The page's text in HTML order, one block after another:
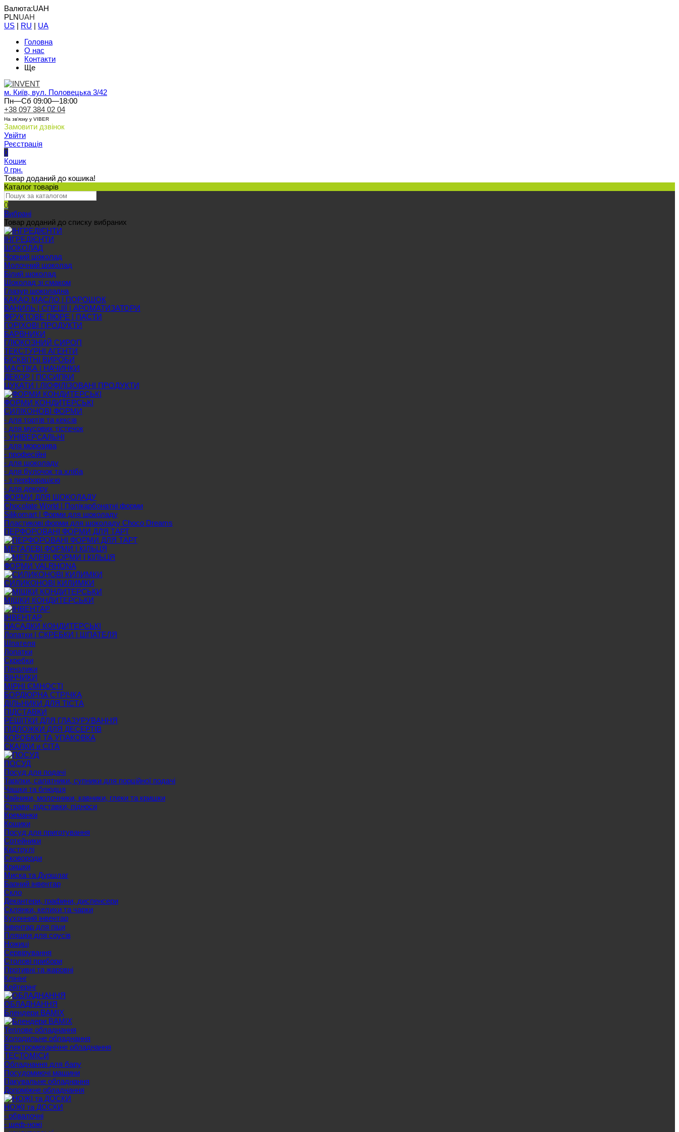
Валюта:UAH
PLNUAH
US | RU | UA
Головна
О нас
Контакти
Ще
м. Київ, вул. Половецька 3/42
Пн—Сб 09:00—18:00
+38 097 384 02 04
На зв'язку у VIBER
Замовити дзвінок
Увійти
Реєстрація
0
Кошик
0 грн.
Товар доданий до кошика!
Каталог товарів
0
Вибрані
Товар доданий до списку вибраних
ІНГРЕДІЄНТИ
ШОКОЛАД
Чорний шоколад
Молочний шоколад
Білий шоколад
Шоколад зі смаком
Глазур шоколадна
КАКАО МАСЛО | ПОРОШОК
ВАНИЛЬ | СПЕЦІЇ | АРОМАТИЗАТОРИ
ФРУКТОВЕ ПЮРЕ | ПАСТИ
ГОРІХОВІ ПРОДУКТИ
БАРВНИКИ
ГЛЮКОЗНИЙ СИРОП
ТЕКСТУРНІ АГЕНТИ
БІСКВІТНІ ВИРОБИ
МАСТІКА | НАЧИНКИ
ДЕКОР | ПОСИПКИ
ЦУКАТИ | ЛІОФІЛІЗОВАНІ ПРОДУКТИ
ФОРМИ КОНДИТЕРСЬКІ
СИЛІКОНОВІ ФОРМИ
- для тортів та кексів
- для мусових тістечок
- УНІВЕРСАЛЬНІ
- для морозива
- професійні
- для шоколаду
- для булочок та хліба
- з перфорацією
- для декору
ФОРМИ ДЛЯ ШОКОЛАДУ
Chocolate World | Полікарбонатні форми
Silikomart | Форми для шоколаду
Пластикові форми для шоколаду Choco Dreams
ПЕРФОРОВАНІ ФОРМИ ДЛЯ ТАРТ
МЕТАЛЕВІ ФОРМИ І КІЛЬЦЯ
ФОРМИ VALRHONA
СИЛИКОНОВІ КИЛИМКИ
МІШКИ КОНДИТЕРСЬКИ
ІНВЕНТАР
НАСАДКИ КОНДИТЕРСЬКІ
Лопатки | СКРЕБКИ | ШПАТЕЛЯ
Шпателя
Лопатки
Скребки
Пензлики
ВІНЧИКИ
МІРНІ ЄМНОСТІ
БОРДЮРНА СТРІЧКА
ДІЛЬНИКИ ДЛЯ ТІСТА
ПІДСТАВКИ
РЕШІТКИ ДЛЯ ГЛАЗУРУВАННЯ
ПІДЛОЖКИ ДЛЯ ДЕСЕРТІВ
КОРОБКИ ТА УПАКОВКА
СКАЛКИ и СІТА
ПОСУД
Посуд для подачі
Тарілки, салатники, супники для порційної подачі
Чашки та блюдця
Чайники, молочники, кавники, глеки та кришки
Страви, підставки, підноси
Креманки
Кошики
Посуд для приготування
Сотейники
Каструлі
Сковороди
Кришки
Миска та Дуршлаг
Барний інвентар
Скло
Декантери, графини, диспенсери
Склянки, келихи та чарки
Кухонний інвентар
Інвентар для піци
Пляшки для соусів
Ножиці
Сервірування
Cтолові прибори
Противні та жаровні
Клінінг
Кейтерінг
ОБЛАДНАННЯ
Блендери BAMIX
Теплове обладнання
Холодильне обладнання
Електромеханічне обладнання
ТЕСТОМІСИ
Обладнання для бару
Посудомиючі машини
Пакувальне обладнання
Допоміжне обладнання
НОЖІ та ДОСКИ
- обвалочні
- шеф-ножі